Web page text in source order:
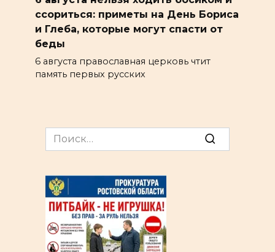
ссориться: приметы на День Бориса
и Глеба, которые могут спасти от
беды
6 августа православная церковь чтит
память первых русских
Search
for: